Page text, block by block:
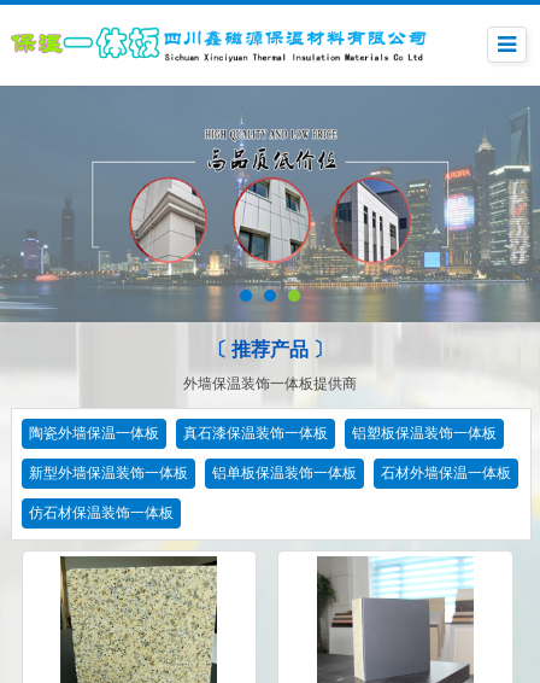
〔 推荐产品 〕
外墙保温装饰一体板提供商
陶瓷外墙保温一体板 真石漆保温装饰一体板 铝塑板保温装饰一体板
新型外墙保温装饰一体板 铝单板保温装饰一体板 石材外墙保温一体板
仿石材保温装饰一体板